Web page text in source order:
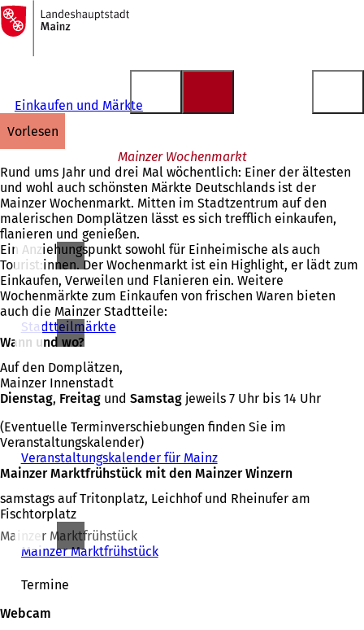
Inhalt anspringen
Zur
Startseite
Einkaufen und Märkte
vorlesen
Mainzer Wochenmarkt
Rund ums Jahr und drei Mal wöchentlich: Einer der ältesten
und wohl auch schönsten Märkte Deutschlands ist der
Mainzer Wochenmarkt. Mitten im Stadtzentrum auf den
malerischen Domplätzen lässt es sich trefflich einkaufen,
flanieren und genießen.
Ein Anziehungspunkt sowohl für Einheimische als auch
Tourist:innen. Der Wochenmarkt ist ein Highlight, er lädt zum
Einkaufen, Verweilen und Flanieren ein. Weitere
Wochenmärkte zum Einkaufen von frischen Waren bieten
auch die Mainzer Stadtteile:
Stadtteilmärkte
Wann und wo?
Auf den Domplätzen,
Mainzer Innenstadt
Dienstag, Freitag und Samstag jeweils 7 Uhr bis 14 Uhr
(Eventuelle Terminverschiebungen finden Sie im
Veranstaltungskalender)
Veranstaltungskalender für Mainz
Mainzer Marktfrühstück mit den Mainzer Winzern
samstags auf Tritonplatz, Leichhof und Rheinufer am
Fischtorplatz
Mainzer Marktfrühstück
Mainzer Marktfrühstück
Termine
Webcam